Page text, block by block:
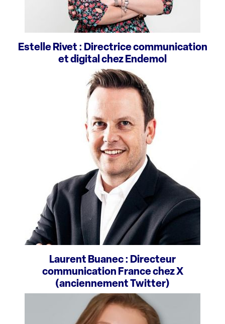
Estelle Rivet : Directrice communication
et digital chez Endemol
Laurent Buanec : Directeur
communication France chez X
(anciennement Twitter)